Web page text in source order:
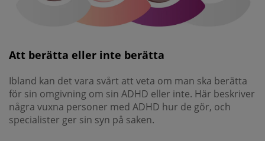
Att berätta eller inte berätta
Ibland kan det vara svårt att veta om man ska berätta
för sin omgivning om sin ADHD eller inte. Här beskriver
några vuxna personer med ADHD hur de gör, och
specialister ger sin syn på saken.